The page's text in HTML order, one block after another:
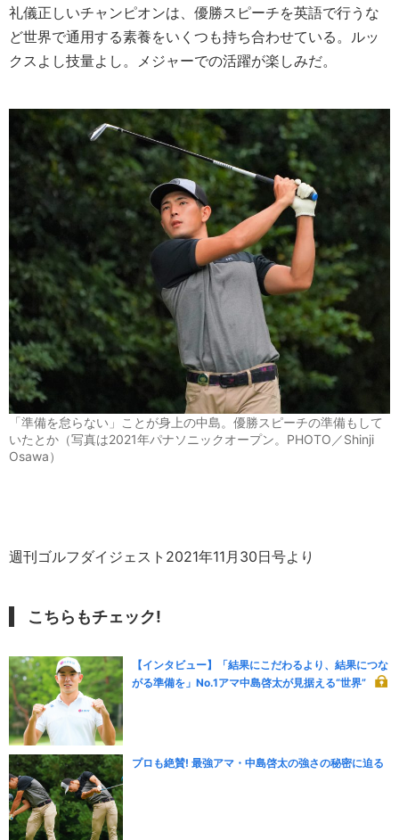
礼儀正しいチャンピオンは、優勝スピーチを英語で行うな
ど世界で通用する素養をいくつも持ち合わせている。ルッ
クスよし技量よし。メジャーでの活躍が楽しみだ。
「準備を怠らない」ことが身上の中島。優勝スピーチの準備もして
いたとか（写真は2021年パナソニックオープン。PHOTO／Shinji
Osawa）
週刊ゴルフダイジェスト2021年11月30日号より
こちらもチェック!
【インタビュー】「結果にこだわるより、結果につな
がる準備を」No.1アマ中島啓太が見据える“世界”
プロも絶賛! 最強アマ・中島啓太の強さの秘密に迫る